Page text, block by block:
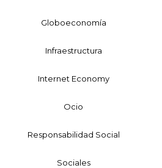
Globoeconomía
Infraestructura
Internet Economy
Ocio
Responsabilidad Social
Sociales